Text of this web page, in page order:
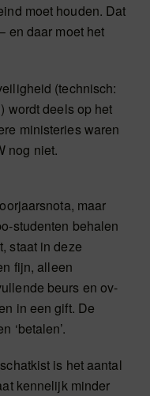
moet houden. Dat
en daar moet het
(technisch:
wordt deels op het
ministeries waren
nog niet.
maar
studenten behalen
staat in deze
fijn, alleen
beurs en ov-
in een gift. De
‘betalen’.
is het aantal
kennelijk minder